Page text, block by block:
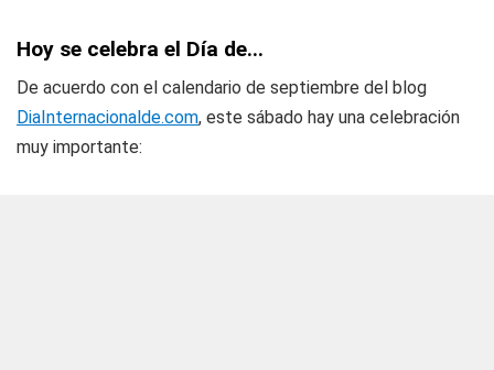
Hoy se celebra el Día de...
De acuerdo con el calendario de septiembre del blog
DiaInternacionalde.com, este sábado hay una celebración
muy importante: